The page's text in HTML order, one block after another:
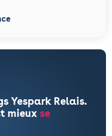
Yespark Relais.
mieux se